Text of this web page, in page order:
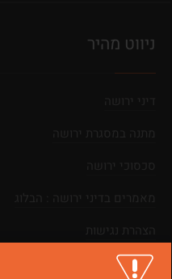
ניווט מהיר
מפת אתר